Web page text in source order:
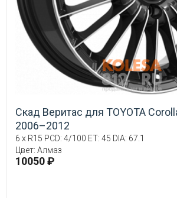
Скад Веритас для TOYOTA
2006–2012
6 x R15 PCD: 4/100 ET: 45 DIA: 67.1
Цвет: Алмаз
10050 ₽